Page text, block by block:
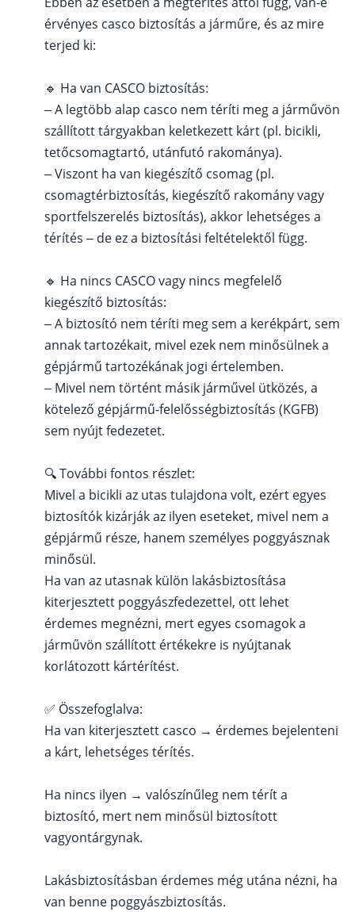
érvényes casco biztosítás a járműre, és az mire
terjed ki:
🔹 Ha van CASCO biztosítás:
– A legtöbb alap casco nem téríti meg a járművön
szállított tárgyakban keletkezett kárt (pl. bicikli,
tetőcsomagtartó, utánfutó rakománya).
– Viszont ha van kiegészítő csomag (pl.
csomagtérbiztosítás, kiegészítő rakomány vagy
sportfelszerelés biztosítás), akkor lehetséges a
térítés – de ez a biztosítási feltételektől függ.
🔹 Ha nincs CASCO vagy nincs megfelelő
kiegészítő biztosítás:
– A biztosító nem téríti meg sem a kerékpárt, sem
annak tartozékait, mivel ezek nem minősülnek a
gépjármű tartozékának jogi értelemben.
– Mivel nem történt másik járművel ütközés, a
kötelező gépjármű-felelősségbiztosítás (KGFB)
sem nyújt fedezetet.
🔍 További fontos részlet:
Mivel a bicikli az utas tulajdona volt, ezért egyes
biztosítók kizárják az ilyen eseteket, mivel nem a
gépjármű része, hanem személyes poggyásznak
minősül.
Ha van az utasnak külön lakásbiztosítása
kiterjesztett poggyászfedezettel, ott lehet
érdemes megnézni, mert egyes csomagok a
járművön szállított értékekre is nyújtanak
korlátozott kártérítést.
✅ Összefoglalva:
Ha van kiterjesztett casco → érdemes bejelenteni
a kárt, lehetséges térítés.
Ha nincs ilyen → valószínűleg nem térít a
biztosító, mert nem minősül biztosított
vagyontárgynak.
Lakásbiztosításban érdemes még utána nézni, ha
van benne poggyászbiztosítás.